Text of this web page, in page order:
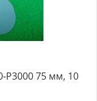
Р3000 75 мм, 10